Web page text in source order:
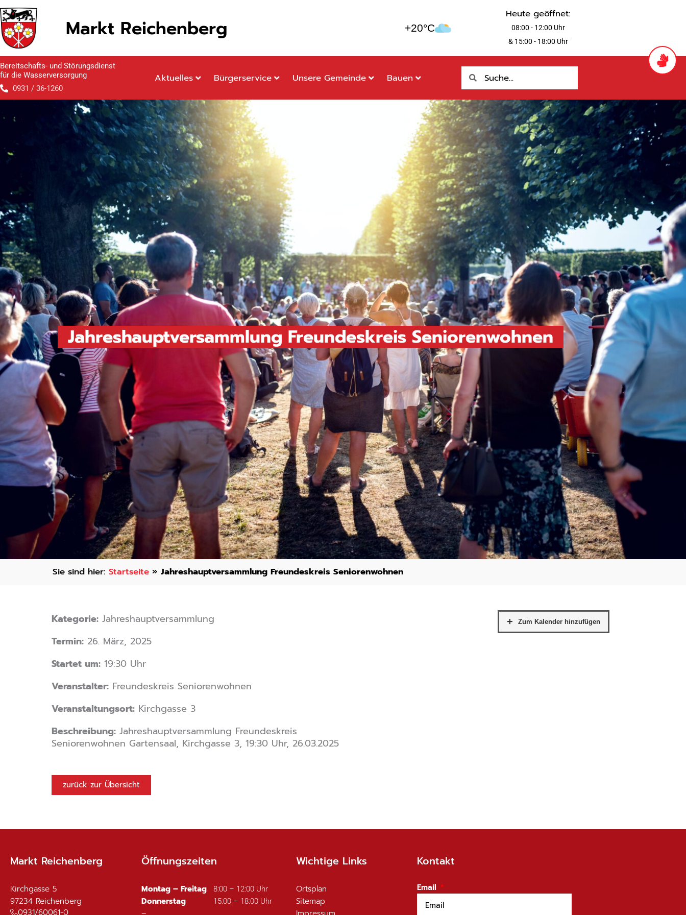
springen
Zum
Inhalt
springen
Markt Reichenberg +20°C
Heute geöffnet:
08:00 - 12:00 Uhr
& 15:00 - 18:00 Uhr
Bereitschafts- und Störungsdienst
für die Wasserversorgung
0931 / 36-1260
Aktuelles Bürgerservice Unsere Gemeinde Bauen Suche
Jahreshauptversammlung Freundeskreis Seniorenwohnen
Startseite» Jahreshauptversammlung Freundeskreis Seniorenwohnen
Kategorie:Jahreshauptversammlung
Termin:26. März, 2025
Startet um:19:30 Uhr
Veranstalter:Freundeskreis Seniorenwohnen
Veranstaltungsort:Kirchgasse 3
Beschreibung:Jahreshauptversammlung Freundeskreis
Seniorenwohnen Gartensaal, Kirchgasse 3, 19:30 Uhr, 26.03.2025
zurück zur Übersicht
Markt Reichenberg
Kirchgasse 5
97234 Reichenberg
0931/60061-0
Öffnungszeiten
Montag – Freitag 8:00 – 12:00 Uhr
Donnerstag 15:00 – 18:00 Uhr
Wichtige Links
Ortsplan
Sitemap
Kontakt
Email